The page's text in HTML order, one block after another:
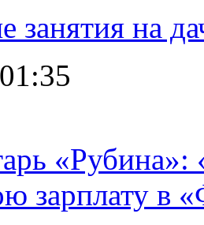
занятия на
«Рубина»:
зарплату в